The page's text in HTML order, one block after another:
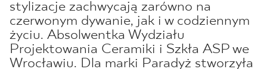
stylizacje zachwycają zarówno na
czerwonym dywanie, jak i w codziennym
życiu. Absolwentka Wydziału
Projektowania Ceramiki i Szkła ASP we
Wrocławiu. Dla marki Paradyż stworzyła